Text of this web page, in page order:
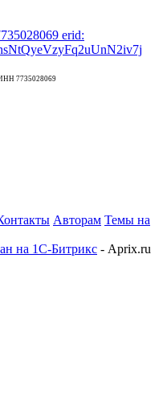
7735028069
Авторам Темы на
на 1С-Битрикс - Aprix.ru